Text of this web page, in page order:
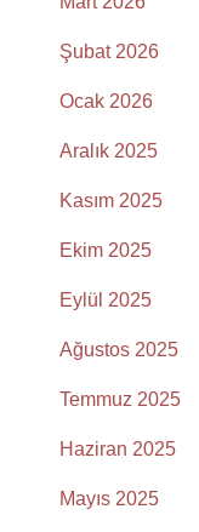
Şubat 2026
Ocak 2026
Aralık 2025
Kasım 2025
Ekim 2025
Eylül 2025
Ağustos 2025
Temmuz 2025
Haziran 2025
Mayıs 2025